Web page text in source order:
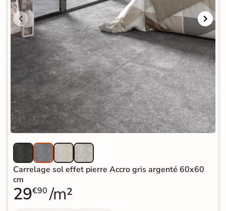
Carrelage sol effet pierre Accro gris argenté 60x60
cm
29€90 /m²